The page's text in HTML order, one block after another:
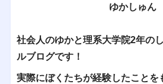
ゆかしゅん
社会人のゆかと理系大学院2年の
ルブログです！
実際にぼくたちが経験したことを